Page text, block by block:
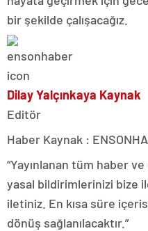
bir şekilde çalışacağız.
Dilay Yalçınkaya Kaynak
Editör
Haber Kaynak :
“Yayınlanan tüm haber
yasal bildirimlerinizi bize
iletiniz. En kısa süre
dönüş sağlanılacaktır.”